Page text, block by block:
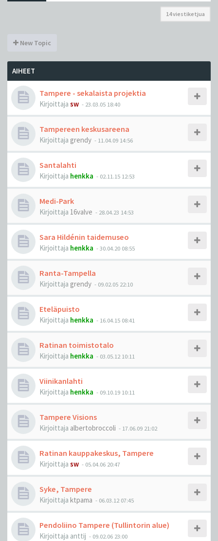
14 viestiketjua
New Topic
AIHEET
Tampere - sekalaista projektia
Kirjoittaja sw - 23.03.05 18:40
Tampereen keskusareena
Kirjoittaja grendy - 11.04.09 14:56
Santalahti
Kirjoittaja henkka - 02.11.15 12:53
Medi-Park
Kirjoittaja 16valve - 28.04.23 14:53
Sara Hildénin taidemuseo
Kirjoittaja henkka -30.04.20 08:55
Ranta-Tampella
Kirjoittaja grendy - 09.02.05 22:10
Eteläpuisto
Kirjoittaja henkka - 16.04.15 08:41
Ratinan toimistotalo
Kirjoittaja henkka - 03.05.12 10:11
Viinikanlahti
Kirjoittaja henkka - 09.10.19 10:11
Tampere Visions
Kirjoittaja albertobroccoli - 17.06.09 21:02
Ratinan kauppakeskus, Tampere
Kirjoittaja sw - 05.04.06 20:47
Syke, Tampere
Kirjoittaja ktpama - 06.03.12 07:45
Pendoliino Tampere (Tullintorin alue)
Kirjoittaja anttij - 09.02.06 23:00